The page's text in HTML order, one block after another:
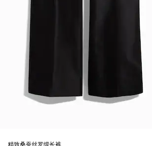
精致桑蚕丝罗缎长裤